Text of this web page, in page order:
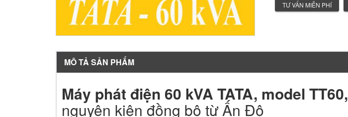
TƯ VẤN MIỄN PHÍ
MÔ TẢ SẢN PHẨM
Máy phát điện 60 kVA TATA, model TT60,
nguyên kiện đồng bộ từ Ấn Độ